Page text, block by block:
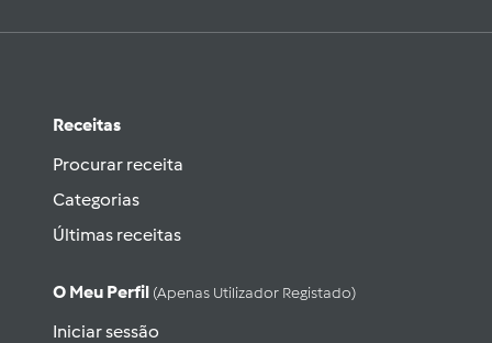
Receitas
Procurar receita
Categorias
Últimas receitas
O Meu Perfil (apenas Utilizador Registado)
Iniciar sessão